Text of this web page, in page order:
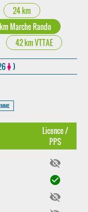
24 km
Marche Rando
42 km VTTAE
)
Licence /
PPS
visibility_off
check_circle
visibility_off